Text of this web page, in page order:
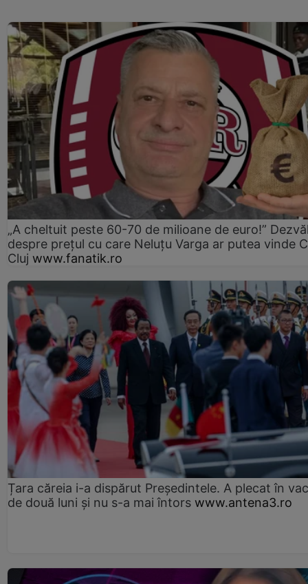
„A cheltuit peste 60-70 de milioane de euro!”
despre prețul cu care Neluțu Varga ar putea vinde
Cluj www.fanatik.ro
Țara căreia i-a dispărut Președintele. A plecat în
de două luni și nu s-a mai întors www.antena3.ro